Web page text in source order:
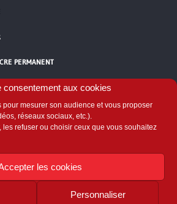
consentement aux cookies
mesurer son audience et vous proposer
réseaux sociaux, etc.).
les refuser ou choisir ceux que vous souhaitez
les cookies
Personnaliser
PERMANENT
National du Diaconat